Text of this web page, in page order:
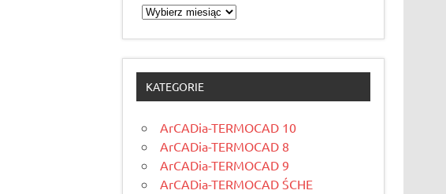
Archiwum
KATEGORIE
ArCADia-TERMOCAD 10
ArCADia-TERMOCAD 8
ArCADia-TERMOCAD 9
ArCADia-TERMOCAD ŚCHE